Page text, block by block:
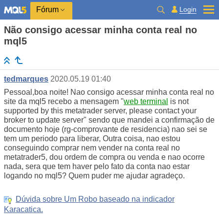
Fórum Login
Não consigo acessar minha conta real no
mql5
tedmarques 2020.05.19 01:40
Pessoal,boa noite! Nao consigo acessar minha conta real no
site da mql5 recebo a mensagem "web terminal is not
supported by this metatrader server, please contact your
broker to update server" sendo que mandei a confirmação de
documento hoje (rg-comprovante de residencia) nao sei se
tem um periodo para liberar, Outra coisa, nao estou
conseguindo comprar nem vender na conta real no
metatrader5, dou ordem de compra ou venda e nao ocorre
nada, sera que tem haver pelo fato da conta nao estar
logando no mql5? Quem puder me ajudar agradeço.
Dúvida sobre Um Robo baseado na indicador
Karacatica.